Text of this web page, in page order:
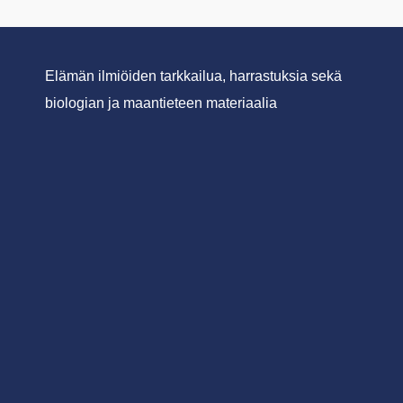
Elämän ilmiöiden tarkkailua, harrastuksia sekä
biologian ja maantieteen materiaalia